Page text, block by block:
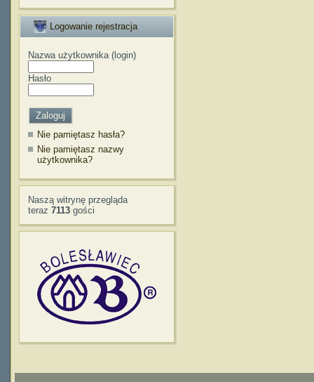
Logowanie rejestracja
Nazwa użytkownika (login)
Hasło
Nie pamiętasz hasła?
Nie pamiętasz nazwy
użytkownika?
Naszą witrynę przegląda
teraz 7113 gości